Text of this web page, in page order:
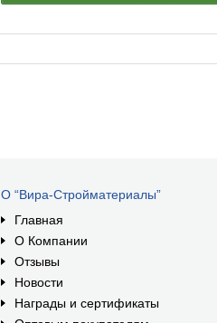
О “Вира-Стройматериалы”
Главная
О Компании
Отзывы
Новости
Награды и сертификаты